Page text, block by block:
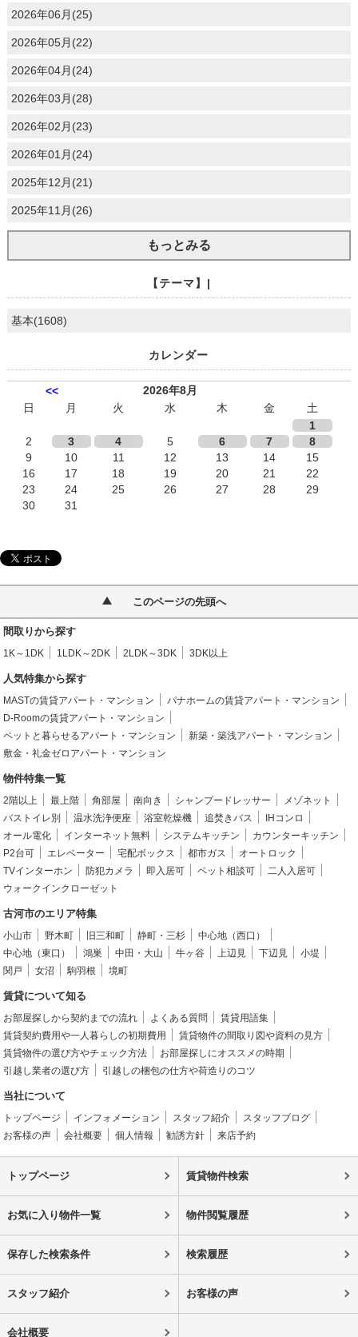
2026年06月(25)
2026年05月(22)
2026年04月(24)
2026年03月(28)
2026年02月(23)
2026年01月(24)
2025年12月(21)
2025年11月(26)
もっとみる
【テーマ】|
基本(1608)
カレンダー
<<
2026年8月
日
月 火 水 木 金
土
1
2
3 4 5 6 7
8
9
10 11 12 13 14
15
16
17 18 19 20 21
22
23
24 25 26 27 28
29
30
31
このページの先頭へ
間取りから探す
1K～1DK 1LDK～2DK 2LDK～3DK 3DK以上
人気特集から探す
MASTの賃貸アパート・マンション
パナホームの賃貸アパート・マンション
D-Roomの賃貸アパート・マンション
ペットと暮らせるアパート・マンション
新築・築浅アパート・マンション
敷金・礼金ゼロアパート・マンション
物件特集一覧
2階以上 最上階 角部屋 南向き シャンプードレッサー
メゾネット
バストイレ別
温水洗浄便座 浴室乾燥機 追焚きバス
IHコンロ
オール電化
インターネット無料 システムキッチン
カウンターキッチン
P2台可
エレベーター 宅配ボックス 都市ガス
オートロック
TVインターホン
防犯カメラ 即入居可 ペット相談可
二人入居可
ウォークインクローゼット
古河市のエリア特集
小山市 野木町 旧三和町 静町・三杉
中心地（西口）
中心地（東口）
鴻巣 中田・大山 牛ヶ谷 上辺見 下辺見
小堤
関戸
女沼 駒羽根 境町
賃貸について知る
お部屋探しから契約までの流れ よくある質問
賃貸用語集
賃貸契約費用や一人暮らしの初期費用
賃貸物件の間取り図や資料の見方
賃貸物件の選び方やチェック方法
お部屋探しにオススメの時期
引越し業者の選び方
引越しの梱包の仕方や荷造りのコツ
当社について
トップページ インフォメーション スタッフ紹介
スタッフブログ
お客様の声
会社概要 個人情報 勧誘方針 来店予約
トップページ 賃貸物件検索
お気に入り物件一覧 物件閲覧履歴
保存した検索条件 検索履歴
スタッフ紹介 お客様の声
会社概要